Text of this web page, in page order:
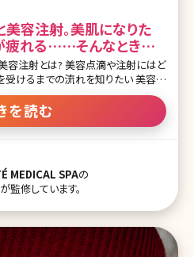
容注射。美肌になりた
疲れる……そんなときに
けるまでの流れを知りたい 美容点
児で疲れている女性の皆様の頼れる
体調の改善に役立つだけでなく、リ
んに行われています。よく芸能人や
に「今日は美容点滴に行ってきた
目にすることがありませんか?点滴
ピンク色をしていたり、どんな薬剤
常は点滴は病気
を読む
MEDICAL SPAの
が監修しています。